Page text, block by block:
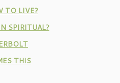
TO LIVE?
SPIRITUAL?
THIS